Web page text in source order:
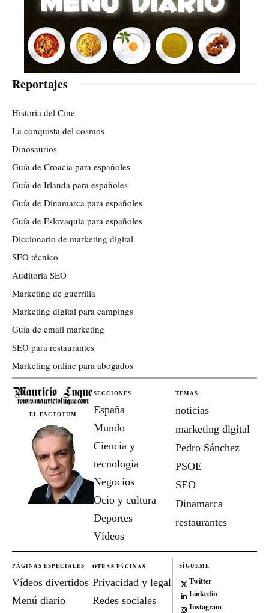
Reportajes
Historia del Cine
La conquista del cosmos
Dinosaurios
Guía de Croacia para españoles
Guía de Irlanda para españoles
Guía de Dinamarca para españoles
Guía de Eslovaquia para españoles
Diccionario de marketing digital
SEO técnico
Auditoría SEO
Marketing de guerrilla
Marketing digital para campings
Guía de email marketing
SEO para restaurantes
Marketing online para abogados
EL FACTOTUM
SECCIONES
España
Mundo
Ciencia y
tecnología
Negocios
Ocio y cultura
Deportes
Vídeos
TEMAS
noticias
marketing digital
Pedro Sánchez
PSOE
SEO
Dinamarca
restaurantes
PÁGINAS ESPECIALES
Vídeos divertidos
Menú diario
OTRAS PÁGINAS
Privacidad y legal
Redes sociales
SÍGUEME
Twitter
Linkedin
Instagram